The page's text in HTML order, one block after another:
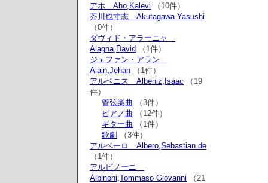
アホ Aho,Kalevi （10件）
芥川也寸志 Akutagawa Yasushi
（0件）
ダヴィド・アラーニャ
Alagna,David （1件）
ジェファン・アラン
Alain,Jehan （1件）
アルベニス Albeniz,Isaac （19
件）
管弦楽曲 （3件）
ピアノ曲 （12件）
ギター曲 （1件）
歌劇
（3件）
アルベーロ Albero,Sebastian de
（1件）
アルビノーニ
Albinoni,Tommaso Giovanni （21